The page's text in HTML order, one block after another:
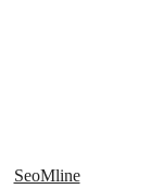
SeoMline